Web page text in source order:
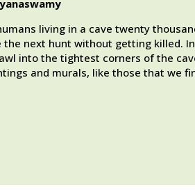
living in a cave twenty
the next hunt without getting killed.
into the tightest corners of the
and murals, like those that we